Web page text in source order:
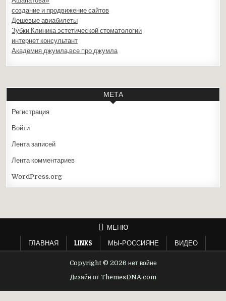
создание и продвижение сайтов
Дешевые авиабилеты
Зубки.Клиника эстетической стоматологии
интернет консультант
Академия джумла,все про джумла
МЕТА
Регистрация
Войти
Лента записей
Лента комментариев
WordPress.org
МЕНЮ
ГЛАВНАЯ
LINKS МЫ-РОССИЯНЕ ВИДЕО
Copyright © 2026 нет войне
Дизайн от ThemesDNA.com